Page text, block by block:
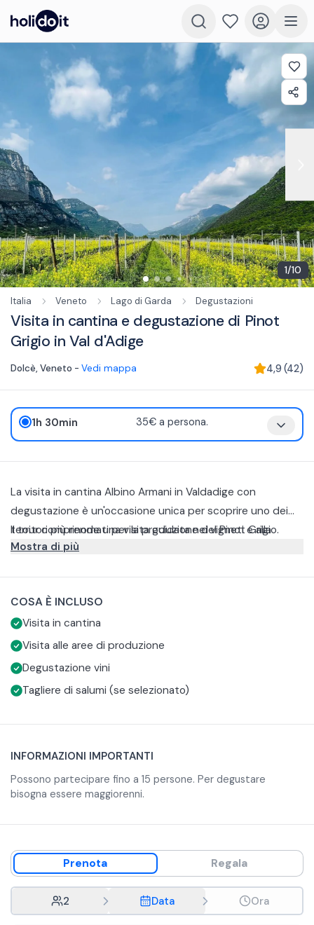
1/10
Italia Veneto Lago di Garda Degustazioni
Visita in cantina e degustazione di Pinot
Grigio in Val d'Adige
Dolcè, Veneto - Vedi mappa 4,9 (42)
1h 30min 35€ a persona.
La visita in cantina Albino Armani in Valdadige con
degustazione è un'occasione unica per scoprire uno dei
territori più rinomati per la produzione del Pinot Grigio.
Il tour comprende una visita guidata nei vigneti e alla
cantina dove i visitatori potranno conoscere in dettaglio
vengono riservate alla coltivazione dei vigneti, che sono
situati in un territorio incontaminato e selvaggio.
Infine, non mancherà l'occasione di fare una degustazione
finale di 4 vini, di cui il "Pinot Grigio Corvara", il "Sauvignon
Campo Napoleone", il "Pinot Grigio Colle Ara" e il tipico "Foja
Tonda" prodotto solo con le uve di questa zona.
Mostra di più
COSA È INCLUSO
Visita in cantina
Visita alle aree di produzione
Degustazione vini
Tagliere di salumi (se selezionato)
INFORMAZIONI IMPORTANTI
Possono partecipare fino a 15 persone. Per degustare
bisogna essere maggiorenni.
Prenota Regala
2 Data Ora